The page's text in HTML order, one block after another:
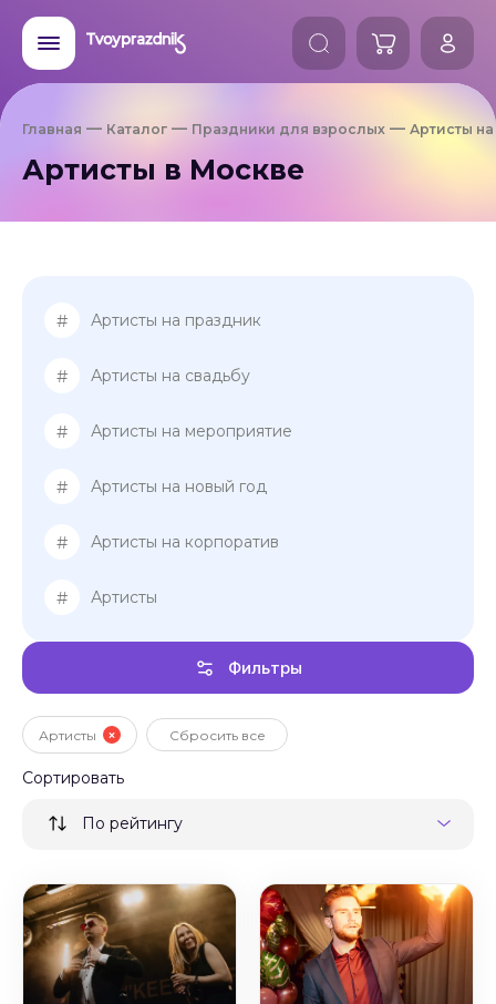
Главная Каталог Праздники для взрослых Артисты
Артисты в Москве
# Артисты на праздник
# Артисты на свадьбу
# Артисты на мероприятие
# Артисты на новый год
# Артисты на корпоратив
# Артисты
Фильтры
Артисты Сбросить все
Сортировать
По рейтингу